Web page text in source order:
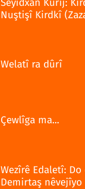
Nuştişî Kirdkî
Welatî ra dûrî
Çewlîga ma...
Wezîrê Edaletî:
Demirtaş nêvejîyo